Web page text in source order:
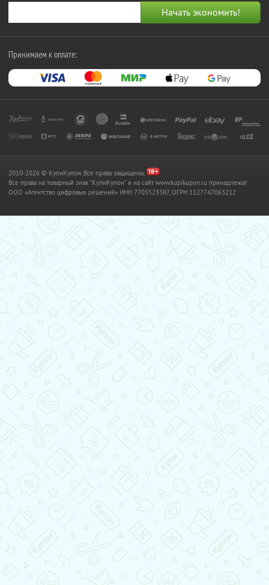
Принимаем к оплате:
2010-2026 © КупиКупон. Все права защищены.
Все права на товарный знак "КупиКупон" и на сайт www.kupikupon.ru принадлежат
OOO «Агентство цифровых решений» ИНН 7705523387, ОГРН 1127747063212